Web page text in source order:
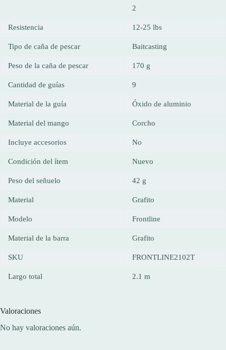
2
Resistencia 12-25 lbs
Tipo de caña de pescar Baitcasting
Peso de la caña de pescar 170 g
Cantidad de guías 9
Material de la guía Óxido de aluminio
Material del mango Corcho
Incluye accesorios No
Condición del ítem Nuevo
Peso del señuelo 42 g
Material Grafito
Modelo Frontline
Material de la barra Grafito
SKU FRONTLINE2102T
Largo total 2.1 m
Valoraciones
No hay valoraciones aún.